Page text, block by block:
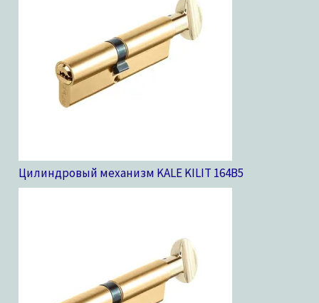
Цилиндровый механизм KALE KILIT 164B5